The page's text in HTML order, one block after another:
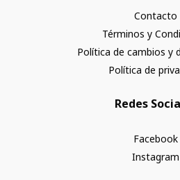
Contacto
Términos y
Política de cambios y
Política de
Redes
Facebook
Instagram